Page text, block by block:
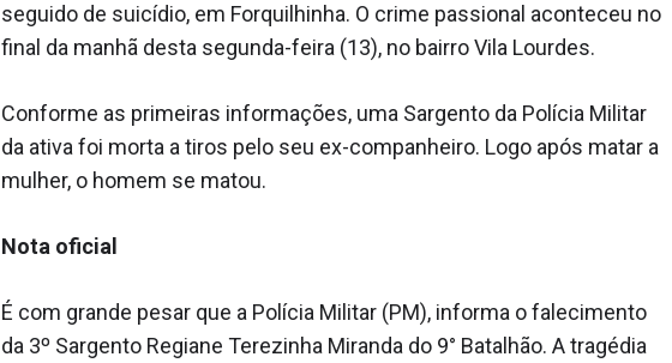
seguido de suicídio, em Forquilhinha. O crime passional aconteceu no
final da manhã desta segunda-feira (13), no bairro Vila Lourdes.
Conforme as primeiras informações, uma Sargento da Polícia Militar
da ativa foi morta a tiros pelo seu ex-companheiro. Logo após matar a
mulher, o homem se matou.
Nota oficial
É com grande pesar que a Polícia Militar (PM), informa o falecimento
da 3º Sargento Regiane Terezinha Miranda do 9° Batalhão. A tragédia